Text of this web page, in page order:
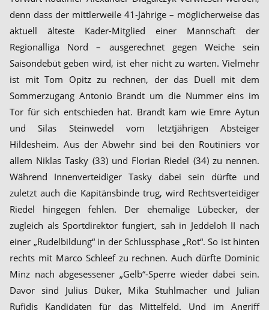
denn dass der mittlerweile 41-Jährige – möglicherweise das
aktuell älteste Kader-Mitglied einer Mannschaft der
Regionalliga Nord – ausgerechnet gegen Weiche sein
Saisondebüt geben wird, ist eher nicht zu warten. Vielmehr
ist mit Tom Opitz zu rechnen, der das Duell mit dem
Sommerzugang Antonio Brandt um die Nummer eins im
Tor für sich entschieden hat. Brandt kam wie Emre Aytun
und Silas Steinwedel vom letztjährigen Absteiger
Hildesheim. Aus der Abwehr sind bei den Routiniers vor
allem Niklas Tasky (33) und Florian Riedel (34) zu nennen.
Während Innenverteidiger Tasky dabei sein dürfte und
zuletzt auch die Kapitänsbinde trug, wird Rechtsverteidiger
Riedel hingegen fehlen. Der ehemalige Lübecker, der
zugleich als Sportdirektor fungiert, sah in Jeddeloh II nach
einer „Rudelbildung“ in der Schlussphase „Rot“. So ist hinten
rechts mit Marco Schleef zu rechnen. Auch dürfte Dominic
Minz nach abgesessener „Gelb“-Sperre wieder dabei sein.
Davor sind Julius Düker, Mika Stuhlmacher und Julian
Rufidis Kandidaten für das Mittelfeld. Und im Angriff